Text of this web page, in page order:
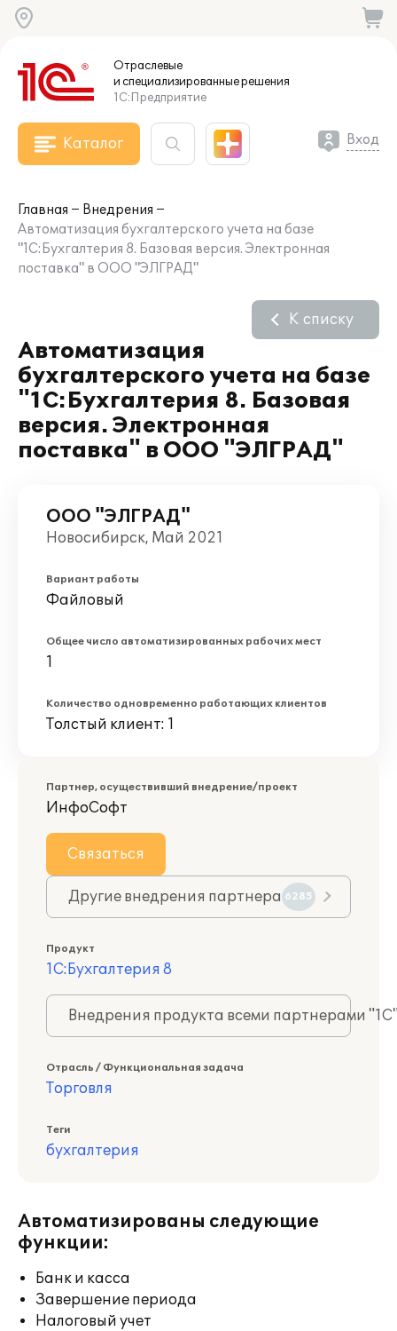
Отраслевые
и специализированныерешения
1С:Предприятие
Каталог Вход
Главная
Внедрения
Автоматизация бухгалтерского учета на базе
"1С:Бухгалтерия 8. Базовая версия. Электронная
поставка" в ООО "ЭЛГРАД"
Автоматизация
бухгалтерского учета на базе
"1С:Бухгалтерия 8. Базовая
версия. Электронная
поставка" в ООО "ЭЛГРАД"
К списку
ООО "ЭЛГРАД"
Новосибирск, Май 2021
Вариант работы
Файловый
Общее число автоматизированных рабочих мест
1
Количество одновременно работающих клиентов
Толстый клиент: 1
Партнер, осуществивший внедрение/проект
ИнфоСофт
Связаться
Другие внедрения партнера 6285
Продукт
1С:Бухгалтерия 8
Внедрения продукта всеми партнерами
Отрасль / Функциональная задача
Торговля
Теги
бухгалтерия
Автоматизированы следующие
функции:
Банк и касса
Завершение периода
Налоговый учет